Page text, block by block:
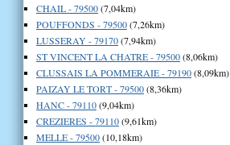
CHAIL - 79500(7,04km)
POUFFONDS - 79500(7,26km)
LUSSERAY - 79170(7,94km)
ST VINCENT LA CHATRE - 79500(8,06km)
CLUSSAIS LA POMMERAIE - 79190(8,09km)
PAIZAY LE TORT - 79500(8,36km)
HANC - 79110(9,04km)
CREZIERES - 79110(9,61km)
MELLE - 79500(10,18km)